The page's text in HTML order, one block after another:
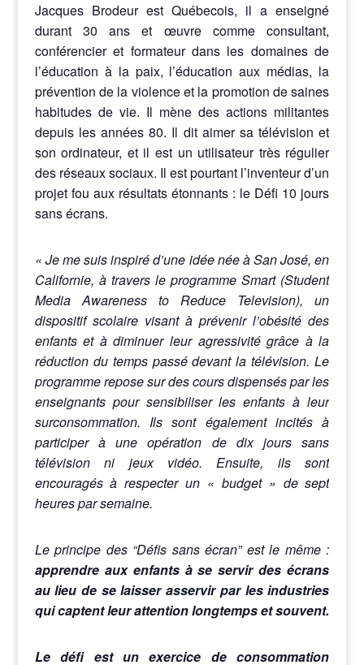
Jacques Brodeur est Québecois, il a enseigné
durant 30 ans et œuvre comme consultant,
conférencier et formateur dans les domaines de
l’éducation à la paix, l’éducation aux médias, la
prévention de la violence et la promotion de saines
habitudes de vie. Il mène des actions militantes
depuis les années 80. Il dit aimer sa télévision et
son ordinateur, et il est un utilisateur très régulier
des réseaux sociaux. Il est pourtant l’inventeur d’un
projet fou aux résultats étonnants : le Défi 10 jours
sans écrans.
« Je me suis inspiré d’une idée née à San José, en
Californie, à travers le programme Smart (Student
Media Awareness to Reduce Television), un
dispositif scolaire visant à prévenir l’obésité des
enfants et à diminuer leur agressivité grâce à la
réduction du temps passé devant la télévision. Le
programme repose sur des cours dispensés par les
enseignants pour sensibiliser les enfants à leur
surconsommation. Ils sont également incités à
participer à une opération de dix jours sans
télévision ni jeux vidéo. Ensuite, ils sont
encouragés à respecter un « budget » de sept
heures par semaine.
Le principe des “Défis sans écran” est le même :
apprendre aux enfants à se servir des écrans
au lieu de se laisser asservir par les industries
qui captent leur attention longtemps et souvent.
Le défi est un exercice de consommation